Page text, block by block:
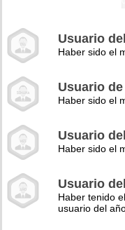
Usuario
Haber sido el
Usuario
Haber sido el
Usuario
Haber sido el
Usuario
Haber tenido
usuario del